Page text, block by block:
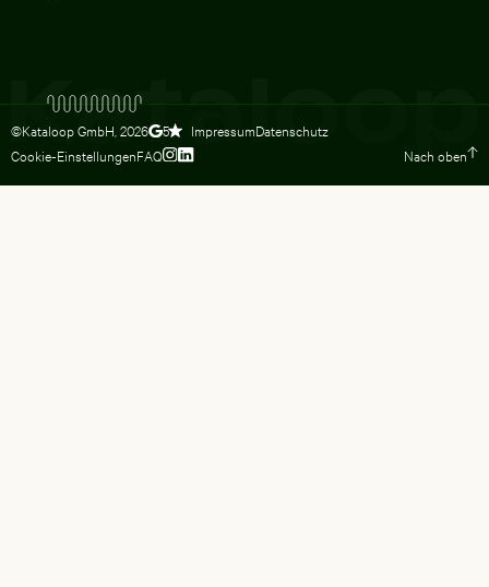
©Kataloop GmbH, 2026 5 ImpressumDatenschutz
Cookie-EinstellungenFAQ Nach oben